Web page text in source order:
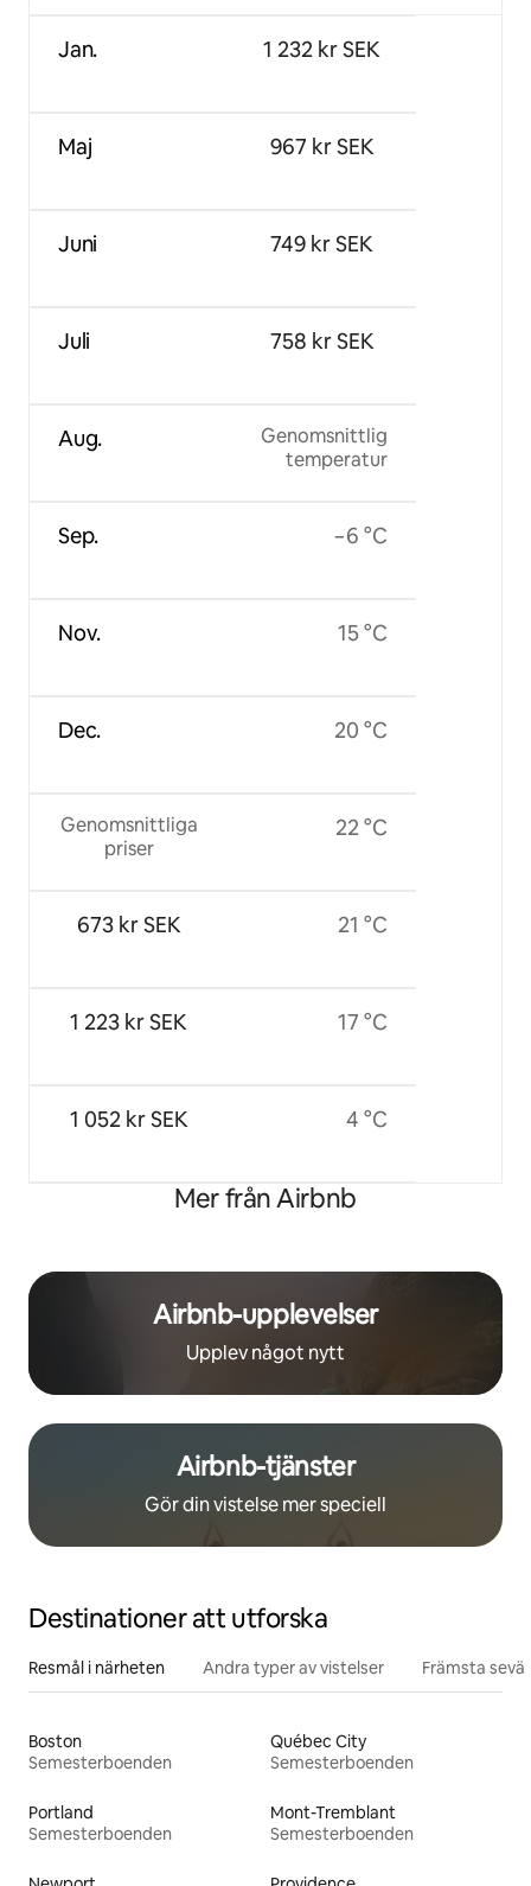
Jan.
Maj
Juni
Juli
Aug.
Sep.
Nov.
Dec.
Genomsnittliga
priser
673 kr SEK
1 223 kr SEK
1 052 kr SEK
1 232 kr SEK
967 kr SEK
749 kr SEK
758 kr SEK
Genomsnittlig
temperatur
−6 °C
15 °C
20 °C
22 °C
21 °C
17 °C
4 °C
Mer från Airbnb
Airbnb-upplevelser
Upplev något nytt
Airbnb-tjänster
Gör din vistelse mer speciell
Destinationer att utforska
Resmål i närheten Andra typer av vistelser Främsta
Boston
Semesterboenden
Québec City
Semesterboenden
Portland
Semesterboenden
Mont-Tremblant
Semesterboenden